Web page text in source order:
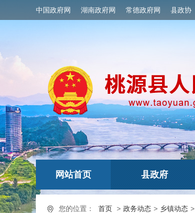
中国政府网 湖南政府网 常德政府网 县政协
网站首页 县政府
您的位置： 首页 > 政务动态 > 乡镇动态 >